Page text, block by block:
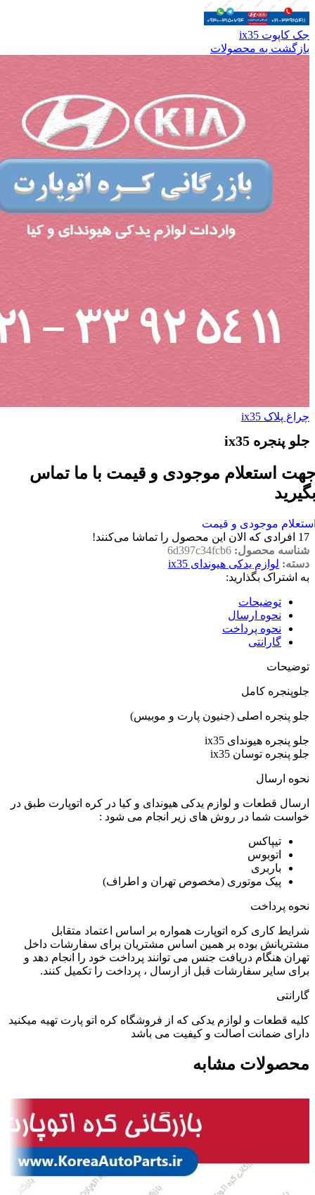
جک کاپوت ix35
بازگشت به محصولات
چراغ پلاک ix35
جلو پنجره ix35
استعلام موجودی و قیمت با ما تماس
موجودی و قیمت
17 افرادی که الان این محصول را تماشا می‌کنند!
شناسه محصول: 6d397c34fcb6
دسته: لوازم یدکی هیوندای ix35
به اشتراک بگذارید:
توضیحات
نحوه ارسال
نحوه پرداخت
گارانتی
توضیحات
جلوپنجره کامل
جلو پنجره اصلی (جنیون پارت و موبیس)
جلو پنجره هیوندای ix35
جلو پنجره توسان ix35
نحوه ارسال
ارسال قطعات و لوازم یدکی هیوندای و کیا در کره اتوپارت طبق در
خواست شما در روش های زیر انجام می شود :
تیپاکس
اتوبوس
باربری
پیک موتوری (مخصوص تهران و اطراف)
نحوه پرداخت
شرایط کاری کره اتوپارت همواره بر اساس اعتماد متقابل
مشتریانش بوده بر همین اساس مشتریان برای سفارشات داخل
تهران هنگام دریافت جنس می توانند پرداخت خود را انجام دهد و
برای سایر سفارشات قبل از ارسال ، پرداخت را تکمیل کنند.
گارانتی
کلیه قطعات و لوازم یدکی که از فروشگاه کره اتو پارت تهیه میکنید
دارای ضمانت اصالت و کیفیت می باشد
محصولات مشابه